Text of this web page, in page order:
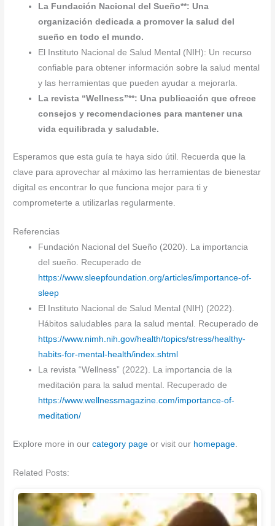
La Fundación Nacional del Sueño**: Una
organización dedicada a promover la salud del
sueño en todo el mundo.
El Instituto Nacional de Salud Mental (NIH): Un recurso
confiable para obtener información sobre la salud mental
y las herramientas que pueden ayudar a mejorarla.
La revista “Wellness”**: Una publicación que ofrece
consejos y recomendaciones para mantener una
vida equilibrada y saludable.
Esperamos que esta guía te haya sido útil. Recuerda que la
clave para aprovechar al máximo las herramientas de bienestar
digital es encontrar lo que funciona mejor para ti y
comprometerte a utilizarlas regularmente.
Referencias
Fundación Nacional del Sueño (2020). La importancia
del sueño. Recuperado de
https://www.sleepfoundation.org/articles/importance-of-
sleep
El Instituto Nacional de Salud Mental (NIH) (2022).
Hábitos saludables para la salud mental. Recuperado de
https://www.nimh.nih.gov/health/topics/stress/healthy-
habits-for-mental-health/index.shtml
La revista “Wellness” (2022). La importancia de la
meditación para la salud mental. Recuperado de
https://www.wellnessmagazine.com/importance-of-
meditation/
Explore more in ourcategory page or visit our homepage
Related Posts: